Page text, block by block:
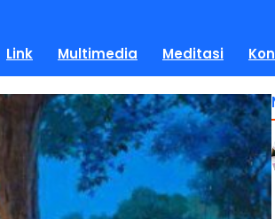
Link Multimedia Meditasi